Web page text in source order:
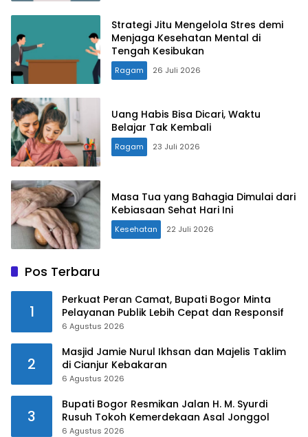
Strategi Jitu Mengelola Stres demi
Menjaga Kesehatan Mental di
Tengah Kesibukan
Ragam 26 Juli 2026
Uang Habis Bisa Dicari, Waktu
Belajar Tak Kembali
Ragam 23 Juli 2026
Masa Tua yang Bahagia Dimulai dari
Kebiasaan Sehat Hari Ini
Kesehatan 22 Juli 2026
Pos Terbaru
1
Perkuat Peran Camat, Bupati Bogor Minta
Pelayanan Publik Lebih Cepat dan Responsif
6 Agustus 2026
2
Masjid Jamie Nurul Ikhsan dan Majelis Taklim
di Cianjur Kebakaran
6 Agustus 2026
3
Bupati Bogor Resmikan Jalan H. M. Syurdi
Rusuh Tokoh Kemerdekaan Asal Jonggol
6 Agustus 2026